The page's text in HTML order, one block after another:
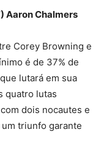
Aaron Chalmers
Corey Browning e
é de 37% de
lutará em sua
quatro lutas
dois nocautes e
triunfo garante